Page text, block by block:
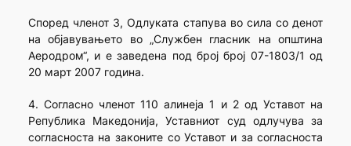
Според членот 3, Одлуката стапува во сила со денот
на објавувањето во „Службен гласник на општина
Аеродром“, и е заведена под број број 07-1803/1 од
20 март 2007 година.
4. Согласно членот 110 алинеја 1 и 2 од Уставот на
Република Македонија, Уставниот суд одлучува за
согласноста на законите со Уставот и за согласноста